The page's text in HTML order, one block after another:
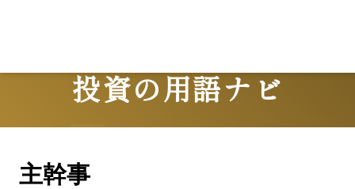
投資の用語ナビ
Terms
主幹事